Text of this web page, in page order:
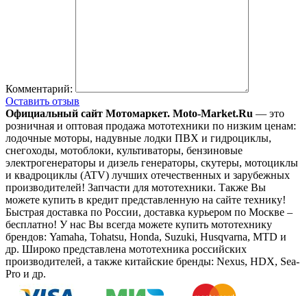
Комментарий:
Оставить отзыв
Официальный сайт Мотомаркет. Moto-Market.Ru — это
розничная и оптовая продажа мототехники по низким ценам:
лодочные моторы, надувные лодки ПВХ и гидроциклы,
снегоходы, мотоблоки, культиваторы, бензиновые
электрогенераторы и дизель генераторы, скутеры, мотоциклы
и квадроциклы (ATV) лучших отечественных и зарубежных
производителей! Запчасти для мототехники. Также Вы
можете купить в кредит представленную на сайте технику!
Быстрая доставка по России, доставка курьером по Москве –
бесплатно! У нас Вы всегда можете купить мототехнику
брендов: Yamaha, Tohatsu, Honda, Suzuki, Husqvarna, MTD и
др. Широко представлена мототехника российских
производителей, а также китайские бренды: Nexus, HDX, Sea-
Pro и др.